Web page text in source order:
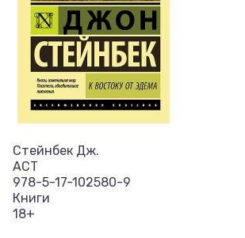
Стейнбек Дж.
АСТ
978-5-17-102580-9
Книги
18+